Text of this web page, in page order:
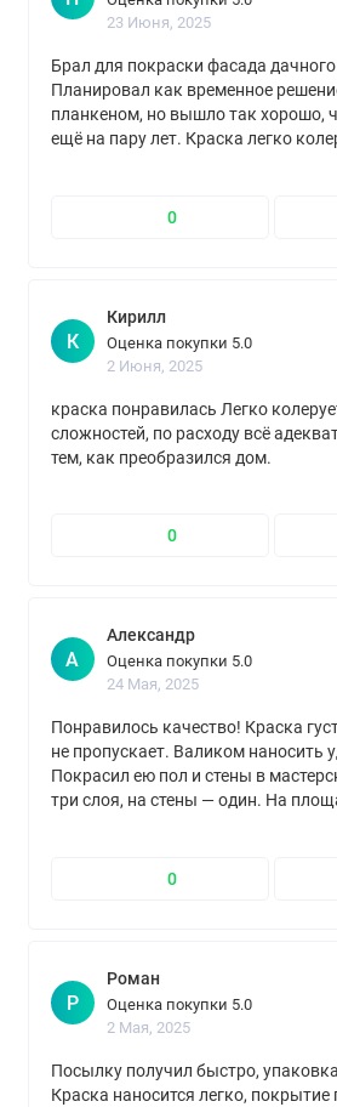
23 Июня, 2025
Брал для покраски фасада
Планировал как временное
планкеном, но вышло так хорошо,
ещё на пару лет. Краска легко
0
К
Кирилл
Оценка покупки 5.0
2 Июня, 2025
краска понравилась Легко
сложностей, по расходу всё
тем, как преобразился дом.
0
А
Александр
Оценка покупки 5.0
24 Мая, 2025
Понравилось качество! Краска
не пропускает. Валиком наносить
Покрасил ею пол и стены в
три слоя, на стены — один. На
0
Р
Роман
Оценка покупки 5.0
2 Мая, 2025
Посылку получил быстро,
Краска наносится легко, покрытие